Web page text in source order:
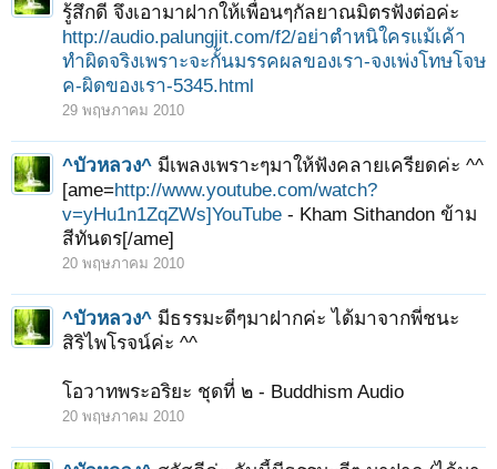
รู้สึกดี จึงเอามาฝากให้เพื่อนๆกัลยาณมิตรฟังต่อค่ะ
http://audio.palungjit.com/f2/อย่าตำหนิใครแม้เค้า
ทำผิดจริงเพราะจะกั้นมรรคผลของเรา-จงเพ่งโทษโจษ
ค-ผิดของเรา-5345.html
29 พฤษภาคม 2010
^บัวหลวง^ มีเพลงเพราะๆมาให้ฟังคลายเครียดค่ะ ^^
[ame=http://www.youtube.com/watch?
v=yHu1n1ZqZWs]YouTube - Kham Sithandon ข้าม
สีทันดร[/ame]
20 พฤษภาคม 2010
^บัวหลวง^ มีธรรมะดีๆมาฝากค่ะ ได้มาจากพี่ชนะ
สิริไพโรจน์ค่ะ ^^
โอวาทพระอริยะ ชุดที่ ๒ - Buddhism Audio
20 พฤษภาคม 2010